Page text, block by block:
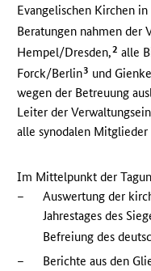
Evangelischen Kirchen in
Beratungen nahmen der
Hempel/Dresden,2 alle
Forck/Berlin3 und
wegen der Betreuung
Leiter der
alle synodalen Mitglieder
Im Mittelpunkt der
–
Auswertung der
Jahrestages des
Befreiung des
–
Berichte aus den